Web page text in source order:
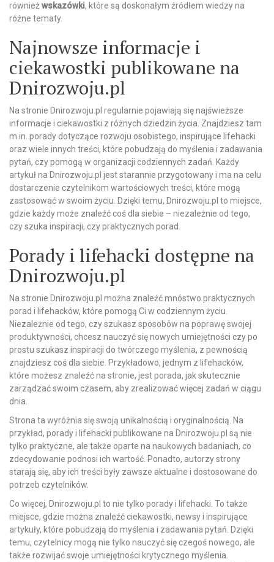
równieżwskazówki, które są doskonałym źródłem wiedzy na
różne tematy.
Najnowsze informacje i
ciekawostki publikowane na
Dnirozwoju.pl
Na stronie Dnirozwoju.pl regularnie pojawiają się najświeższe
informacje i ciekawostki z różnych dziedzin życia. Znajdziesz tam
m.in. porady dotyczące rozwoju osobistego, inspirujące lifehacki
oraz wiele innych treści, które pobudzają do myślenia i zadawania
pytań, czy pomogą w organizacji codziennych zadań. Każdy
artykuł na Dnirozwoju.pl jest starannie przygotowany i ma na celu
dostarczenie czytelnikom wartościowych treści, które mogą
zastosować w swoim życiu. Dzięki temu, Dnirozwoju.pl to miejsce,
gdzie każdy może znaleźć coś dla siebie – niezależnie od tego,
czy szuka inspiracji, czy praktycznych porad.
Porady i lifehacki dostępne na
Dnirozwoju.pl
Na stronie Dnirozwoju.pl można znaleźć mnóstwo praktycznych
porad i lifehacków, które pomogą Ci w codziennym życiu.
Niezależnie od tego, czy szukasz sposobów na poprawę swojej
produktywności, chcesz nauczyć się nowych umiejętności czy po
prostu szukasz inspiracji do twórczego myślenia, z pewnością
znajdziesz coś dla siebie. Przykładowo, jednym z lifehacków,
które możesz znaleźć na stronie, jest porada, jak skutecznie
zarządzać swoim czasem, aby zrealizować więcej zadań w ciągu
dnia.
Strona ta wyróżnia się swoją unikalnością i oryginalnością. Na
przykład, porady i lifehacki publikowane na Dnirozwoju.pl są nie
tylko praktyczne, ale także oparte na naukowych badaniach, co
zdecydowanie podnosi ich wartość. Ponadto, autorzy strony
starają się, aby ich treści były zawsze aktualne i dostosowane do
potrzeb czytelników.
Co więcej, Dnirozwoju.pl to nie tylko porady i lifehacki. To także
miejsce, gdzie można znaleźć ciekawostki, newsy i inspirujące
artykuły, które pobudzają do myślenia i zadawania pytań. Dzięki
temu, czytelnicy mogą nie tylko nauczyć się czegoś nowego, ale
także rozwijać swoje umiejętności krytycznego myślenia.